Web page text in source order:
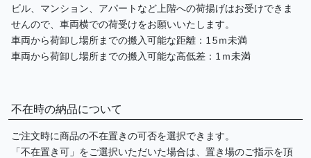
ビル、マンション、アパートなど上階への荷揚げはお受けできま
せんので、車両横での荷受けをお願いいたします。
車両から荷卸し場所までの搬入可能な距離：15ｍ未満
車両から荷卸し場所までの搬入可能な高低差：1ｍ未満
不在時の納品について
ご注文時に商品の不在置きの可否を選択できます。
「不在置き可」をご選択いただいた場合は、置き場のご指示を頂